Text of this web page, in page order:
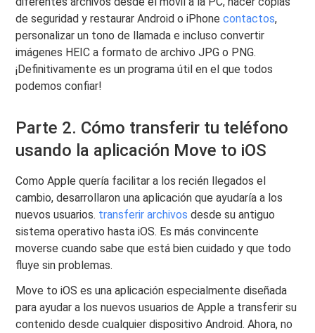
de seguridad y restaurar Android o iPhonecontactos,
personalizar un tono de llamada e incluso convertir
imágenes HEIC a formato de archivo JPG o PNG.
¡Definitivamente es un programa útil en el que todos
podemos confiar!
Parte 2. Cómo transferir tu teléfono
usando la aplicación Move to iOS
Como Apple quería facilitar a los recién llegados el
cambio, desarrollaron una aplicación que ayudaría a los
nuevos usuarios. transferir archivos desde su antiguo
sistema operativo hasta iOS. Es más convincente
moverse cuando sabe que está bien cuidado y que todo
fluye sin problemas.
Move to iOS es una aplicación especialmente diseñada
para ayudar a los nuevos usuarios de Apple a transferir su
contenido desde cualquier dispositivo Android. Ahora, no